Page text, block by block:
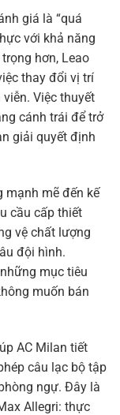
giá là “quá
với khả năng
hơn, Leao
thay đổi vị trí
Việc thuyết
cánh trái để trở
giải quyết định
mạnh mẽ đến kế
cầu cấp thiết
vệ chất lượng
đội hình.
mục tiêu
muốn bán
AC Milan tiết
câu lạc bộ tập
ngự. Đây là
Allegri: thực